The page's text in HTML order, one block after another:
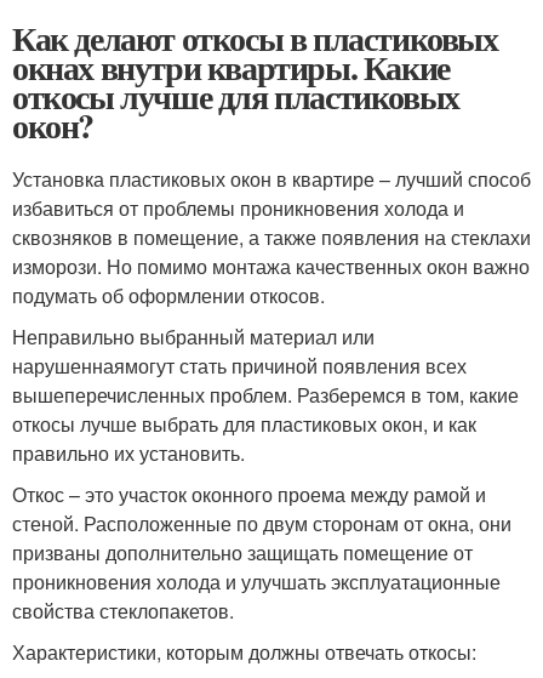
Как делают откосы в пластиковых
окнах внутри квартиры. Какие
откосы лучше для пластиковых
окон?
Установка пластиковых окон в квартире – лучший способ
избавиться от проблемы проникновения холода и
сквозняков в помещение, а также появления на стеклахи
изморози. Но помимо монтажа качественных окон важно
подумать об оформлении откосов.
Неправильно выбранный материал или
нарушеннаямогут стать причиной появления всех
вышеперечисленных проблем. Разберемся в том, какие
откосы лучше выбрать для пластиковых окон, и как
правильно их установить.
Откос – это участок оконного проема между рамой и
стеной. Расположенные по двум сторонам от окна, они
призваны дополнительно защищать помещение от
проникновения холода и улучшать эксплуатационные
свойства стеклопакетов.
Характеристики, которым должны отвечать откосы: